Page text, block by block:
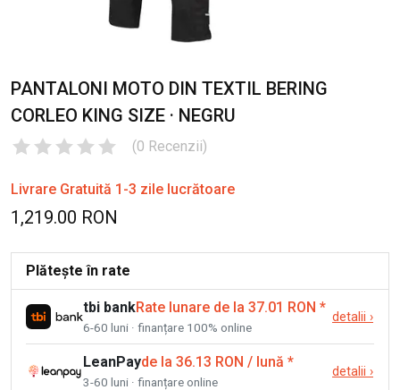
PANTALONI MOTO DIN TEXTIL BERING
CORLEO KING SIZE · NEGRU
(0 Recenzii)
Livrare Gratuită 1-3 zile lucrătoare
1,219.00 RON
Plătește în rate
tbi bankRate lunare de la 37.01 RON *
6-60 luni · finanțare 100% online
detalii ›
LeanPayde la 36.13 RON / lună *
3-60 luni · finanțare online
detalii ›